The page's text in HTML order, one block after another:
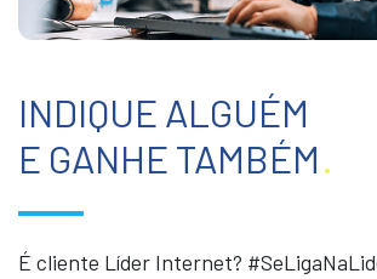
INDIQUE ALGUÉM
E GANHE TAMBÉM.
É cliente Líder Internet?